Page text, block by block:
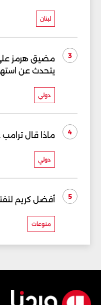
لبنان
3
مضيق هرمز
يتحدث عن
دولي
4 ماذا قال
دولي
5 أفضل كريم
منوعات